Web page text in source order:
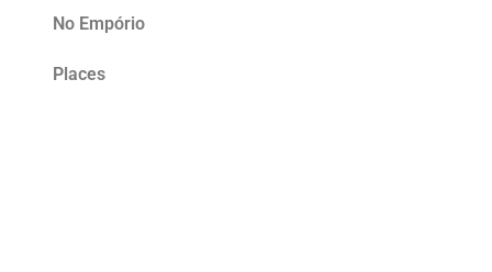
No Empório
Places